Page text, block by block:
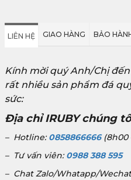
LIÊN HỆ GIAO HÀNG BẢO
Kính mời quý Anh/Chị
rất nhiều sản phẩm đá
sức:
Địa chỉ IRUBY chúng
– Hotline: 0858866666(8h00
– Tư vấn viên: 0988 388 595
– Chat Zalo/Whatapp/